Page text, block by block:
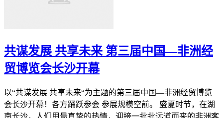
共谋发展 共享未来 第三届中国—非洲经
贸博览会长沙开幕
以“共谋发展 共享未来“为主题的第三届中国—非洲经贸博览
会长沙开幕！各方踊跃参会 参展规模空前。 盛夏时节，在湖
南长沙，人们用最真挚的热情，迎接一批批远道而来的非洲客